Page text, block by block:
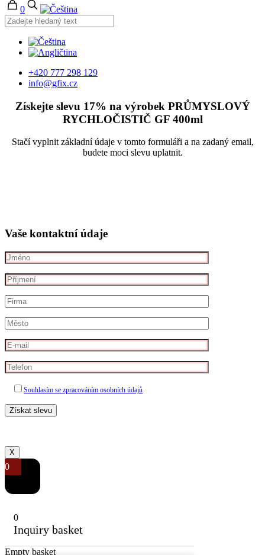
0
+420 777 298 129
info@gfix.cz
Získejte slevu 17% na výrobek PRŮMYSLOVÝ
RYCHLOČISTIČ GF400ml
Stačí vyplnit základní údaje v tomto formuláři a na zadaný email,
budete moci slevu uplatnit.
Vaše kontaktní údaje
Souhlasím se zpracováním osobních údajů
X
0
0
Inquiry basket
Empty basket